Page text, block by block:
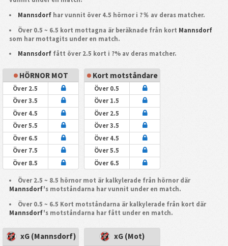
Mannsdorf har vunnit över 4.5 hörnor i ?％ av deras matcher.
Över 0.5 ~ 6.5 kort mottagna är beräknade från kort Mannsdorf
som har mottagits under en match.
Mannsdorf fått över 2.5 kort i ?% av deras matcher.
HÖRNOR MOT
Över 2.5
Över 3.5
Över 4.5
Över 5.5
Över 6.5
Över 7.5
Över 8.5
Kort motståndare
Över 0.5
Över 1.5
Över 2.5
Över 3.5
Över 4.5
Över 5.5
Över 6.5
Över 2.5 ~ 8.5 hörnor mot är kalkylerade från hörnor där
Mannsdorf's motståndarna har vunnit under en match.
Över 0.5 ~ 6.5 Kort motståndarna är kalkylerade från kort där
Mannsdorf's motståndarna har fått under en match.
xG (Mannsdorf) xG (Mot)